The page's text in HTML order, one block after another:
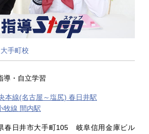
手町校
導・自立学習
本線(名古屋～塩尻) 春日井駅
牧線 間内駅
春日井市大手町105 岐阜信用金庫ビル